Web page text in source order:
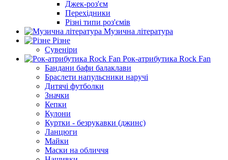
Джек-роз'єм
Перехідники
Різні типи роз'ємів
Музична література
Різне
Сувеніри
Рок-атрибутика Rock Fan
Бандани бафи балаклави
Браслети напульсники наручі
Дитячі футболки
Значки
Кепки
Кулони
Куртки - безрукавки (джинс)
Ланцюги
Майки
Маски на обличчя